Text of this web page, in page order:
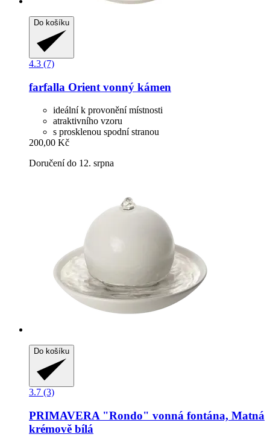
Do košíku
4.3 (7)
farfalla Orient vonný kámen
ideální k provonění místnosti
atraktivního vzoru
s prosklenou spodní stranou
200,00 Kč
Doručení do 12. srpna
Do košíku
3.7 (3)
PRIMAVERA"Rondo" vonná fontána, Matná
krémově bílá